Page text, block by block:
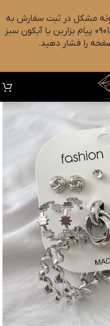
مشکل در ثبت سفارش به
واتس آپ این شماره ۰۹۰۱۸۲۷۳۷۹۸ پیام بزارین یا آیکون سبز
را فشار دهید.